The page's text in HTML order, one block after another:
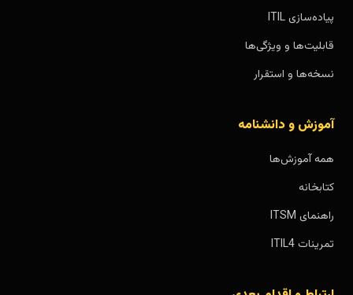
پیاده‌سازی ITIL
قابلیت‌ها و ویژگی‌ها
نسخه‌ها و استقرار
آموزش و دانشنامه
همه آموزش‌ها
کتابخانه
راهنمای ITSM
تمرینات ITIL4